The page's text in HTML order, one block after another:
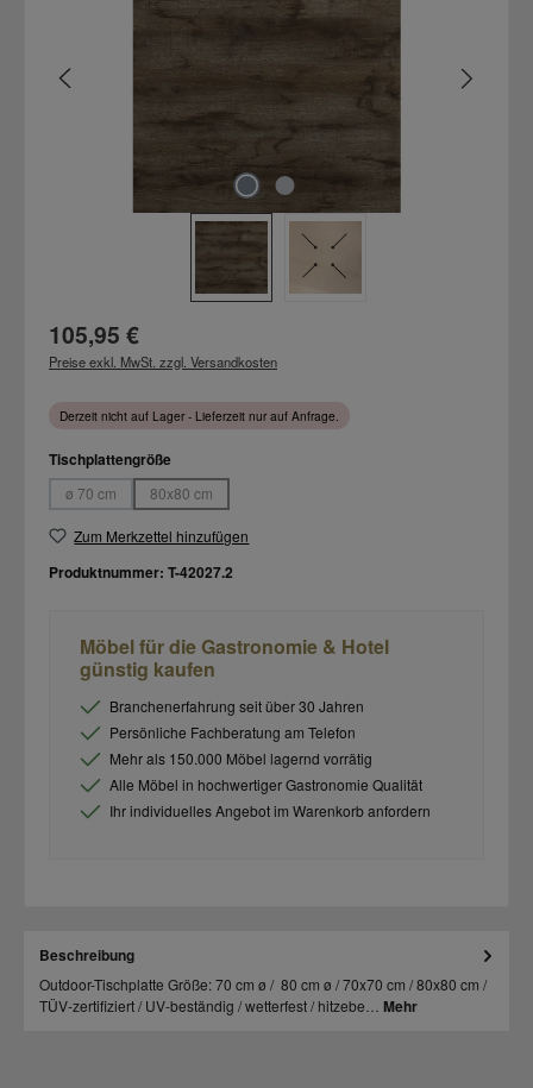
Regulärer Preis:
105,95 €
Preise exkl. MwSt. zzgl. Versandkosten
Derzeit nicht auf Lager - Lieferzeit nur auf Anfrage.
Tischplattengrößeauswählen
ø 70 cm(Diese Option ist zurzeit nicht verfügbar.)
80x80 cm(Diese Option ist zurzeit nicht verfügbar.)
Zum Merkzettel hinzufügen
Produktnummer: T-42027.2
Möbel für die Gastronomie & Hotel
günstig kaufen
Branchenerfahrung seit über 30 Jahren
Persönliche Fachberatung am Telefon
Mehr als 150.000 Möbel lagernd vorrätig
Alle Möbel in hochwertiger Gastronomie Qualität
Ihr individuelles Angebot im Warenkorb anfordern
Beschreibung
Outdoor-Tischplatte Größe: 70 cm ø / 80 cm ø / 70x70 cm / 80x80 cm /
TÜV-zertifiziert / UV-beständig / wetterfest / hitzebe… Mehr